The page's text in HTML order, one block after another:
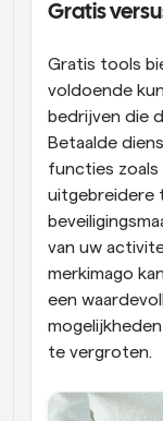
Gratis
Gratis tools
voldoende
bedrijven die
Betaalde
functies zoals
uitgebreidere
van uw
merkimago
een
te vergroten.